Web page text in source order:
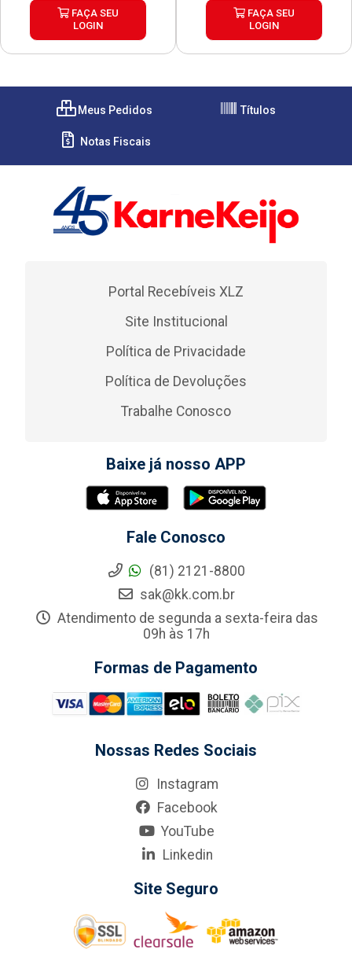
FAÇA SEU
LOGIN
FAÇA SEU
LOGIN
Meus Pedidos Títulos
Notas Fiscais
Portal Recebíveis XLZ
Site Institucional
Política de Privacidade
Política de Devoluções
Trabalhe Conosco
Baixe já nosso APP
Fale Conosco
(81) 2121-8800
sak@kk.com.br
Atendimento de segunda a sexta-feira das
09h às 17h
Formas de Pagamento
Nossas Redes Sociais
Instagram
Facebook
YouTube
Linkedin
Site Seguro